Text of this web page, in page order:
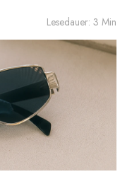
Lesedauer: 3 Min